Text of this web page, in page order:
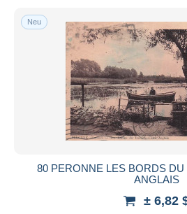
Neu
80 PERONNE LES BORDS
ANGLAIS
± 6,82